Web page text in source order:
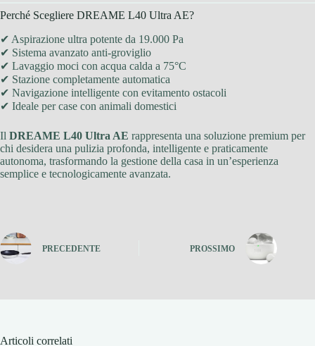
Perché Scegliere DREAME L40 Ultra AE?
✔ Aspirazione ultra potente da 19.000 Pa
✔ Sistema avanzato anti-groviglio
✔ Lavaggio moci con acqua calda a 75°C
✔ Stazione completamente automatica
✔ Navigazione intelligente con evitamento ostacoli
✔ Ideale per case con animali domestici
Il DREAME L40 Ultra AE rappresenta una soluzione premium per
chi desidera una pulizia profonda, intelligente e praticamente
autonoma, trasformando la gestione della casa in un’esperienza
semplice e tecnologicamente avanzata.
PRECEDENTE PROSSIMO
Articoli correlati